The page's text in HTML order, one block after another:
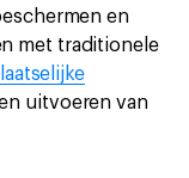
en
met traditionele
uitvoeren van